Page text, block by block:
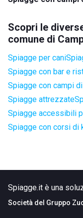
Scopri le
comune di
Spiagge per cani
Spiagge con bar e
Spiagge con campi
Spiagge attrezzate
Spiagge accessibili
Spiagge con corsi di
Spiagge.it è una
Società del Gruppo